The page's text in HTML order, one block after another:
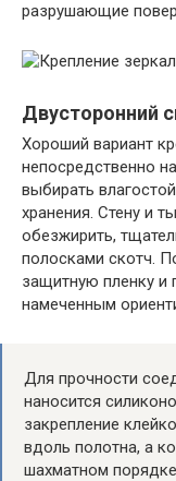
разрушающие
Двусторонний
Хороший вариант
непосредственно
выбирать
хранения. Стену и
обезжирить,
полосками скотч.
защитную пленку и
намеченным
Для прочности
наносится
закрепление
вдоль полотна, а
шахматном